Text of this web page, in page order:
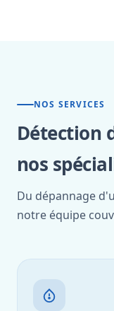
NOS SERVICES
Détection
nos
Du dépannage
notre équipe